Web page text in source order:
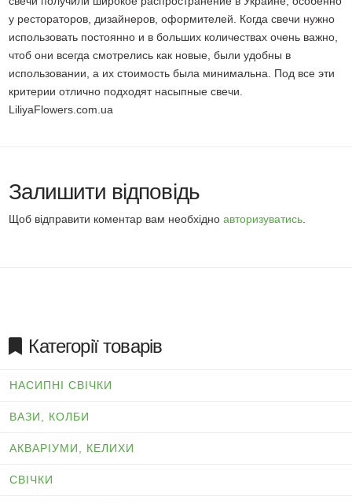
у рестораторов, дизайнеров, оформителей. Когда свечи нужно
использовать постоянно и в больших количествах очень важно,
чтоб они всегда смотрелись как новые, были удобны в
использовании, а их стоимость была минимальна. Под все эти
критерии отлично подходят насыпные свечи.
LiliyaFlowers.com.ua
Залишити відповідь
Щоб відправити коментар вам необхідноавторизуватись
Категорії товарів
НАСИПНІ СВІЧКИ
ВАЗИ, КОЛБИ
АКВАРІУМИ, КЕЛИХИ
СВІЧКИ